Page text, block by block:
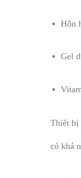
Hỗn
Gel
Thiết bị
có khả